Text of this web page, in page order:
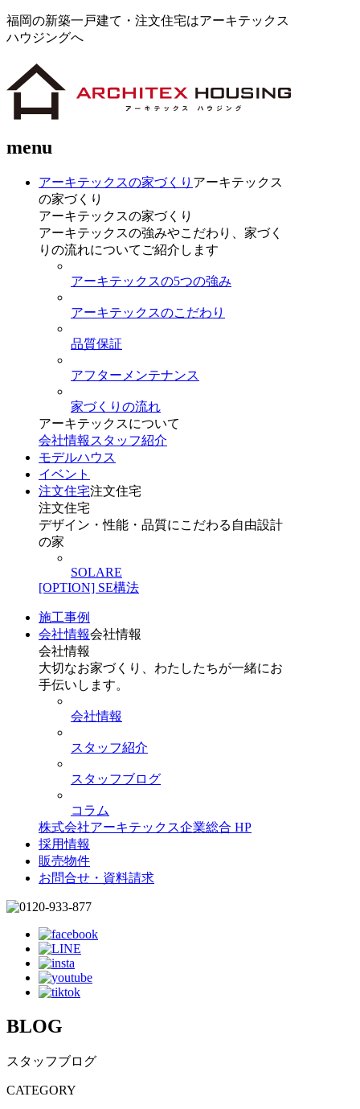
福岡の新築一戸建て・注文住宅はアーキテックス
ハウジングへ
menu
アーキテックスの家づくり アーキテックス
の家づくり
アーキテックスの家づくり
アーキテックスの強みやこだわり、家づく
りの流れについてご紹介します
アーキテックスの5つの強み
アーキテックスのこだわり
品質保証
アフターメンテナンス
家づくりの流れ
アーキテックスについて
会社情報 スタッフ紹介
モデルハウス
イベント
注文住宅注文住宅
注文住宅
デザイン・性能・品質にこだわる自由設計
の家
SOLARE
[OPTION] SE構法
施工事例
会社情報会社情報
会社情報
大切なお家づくり、わたしたちが一緒にお
手伝いします。
会社情報
スタッフ紹介
スタッフブログ
コラム
株式会社アーキテックス企業総合 HP
採用情報
販売物件
お問合せ・資料請求
BLOG
スタッフブログ
CATEGORY